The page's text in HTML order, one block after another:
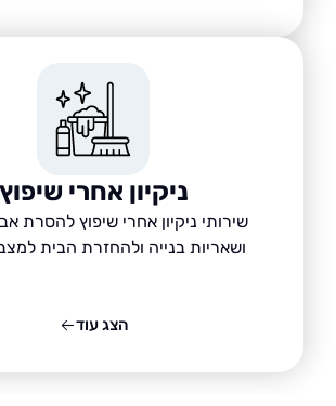
ניקיון אחרי שיפוץ
שירותי ניקיון אחרי שיפוץ להסרת אבק, לכלוך
ושאריות בנייה ולהחזרת הבית למצב מושלם.